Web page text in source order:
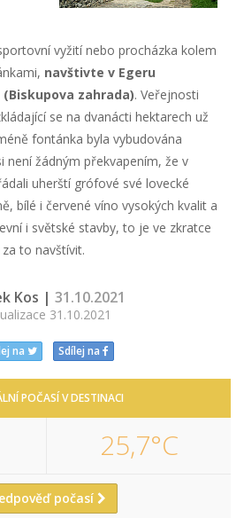
vyžití nebo procházka kolem
navštivte v Egeru
zahrada). Veřejnosti
se na dvanácti hektarech už
fontánka byla vybudována
není žádným překvapením, že v
uherští grófové své lovecké
bílé i červené víno vysokých kvalit a
i světské stavby, to je ve zkratce
to navštívit.
Kos | 31.10.2021
31.10.2021
na Sdílej na
POČASÍ V DESTINACI
25,7°C
počasí